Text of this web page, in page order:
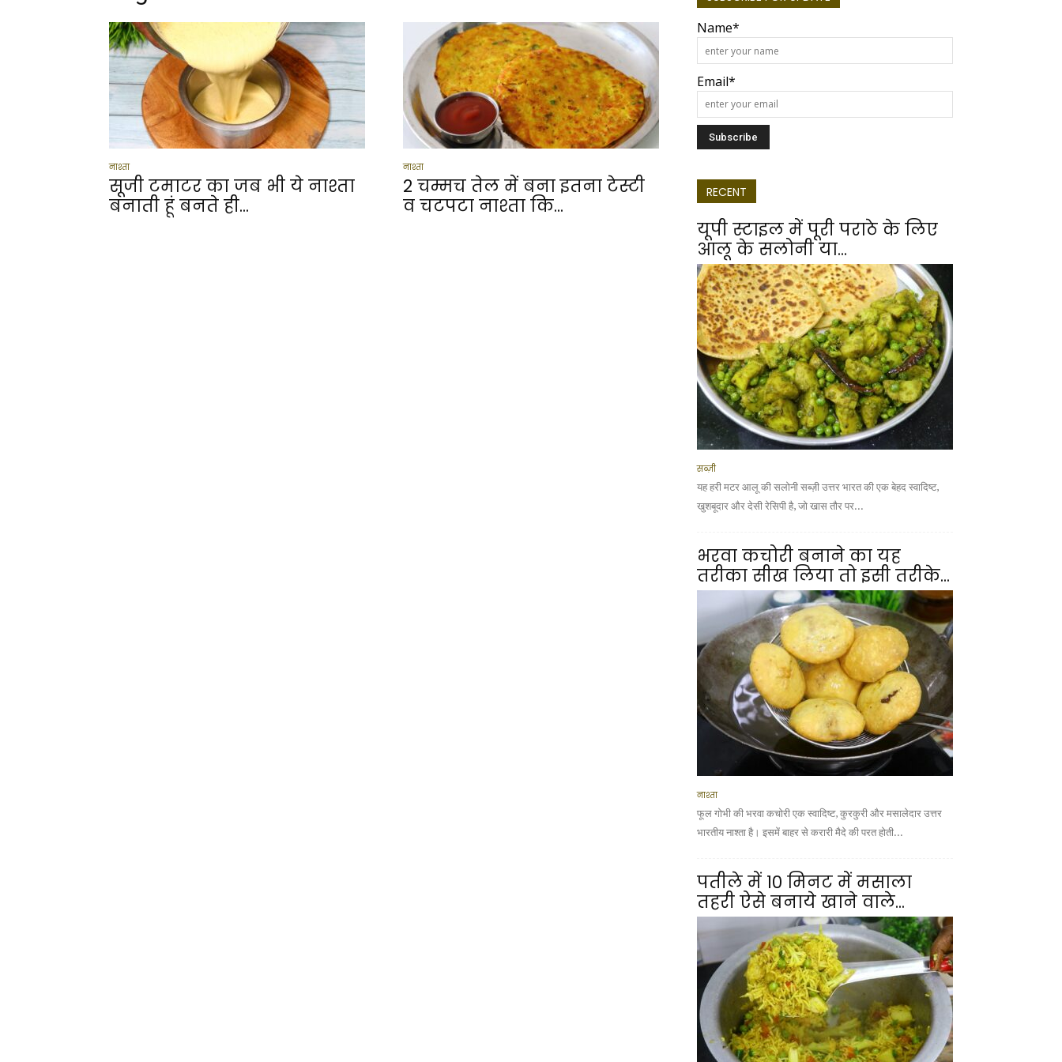
नाश्ता
सूजी टमाटर का जब भी ये नाश्ता
बनाती हूं बनते ही...
नाश्ता
2 चम्मच तेल में बना इतना टेस्टी
व चटपटा नाश्ता कि...
Name*
Email*
RECENT
यूपी स्टाइल में पूरी पराठे के लिए
आलू के सलोनी या...
सब्ज़ी
यह हरी मटर आलू की सलोनी सब्ज़ी उत्तर भारत की एक बेहद स्वादिष्ट,
खुशबूदार और देसी रेसिपी है, जो खास तौर पर...
भरवा कचोरी बनाने का यह
तरीका सीख लिया तो इसी तरीके...
नाश्ता
फूल गोभी की भरवा कचोरी एक स्वादिष्ट, कुरकुरी और मसालेदार उत्तर
भारतीय नाश्ता है। इसमें बाहर से करारी मैदे की परत होती...
पतीले में 10 मिनट में मसाला
तहरी ऐसे बनाये खाने वाले...